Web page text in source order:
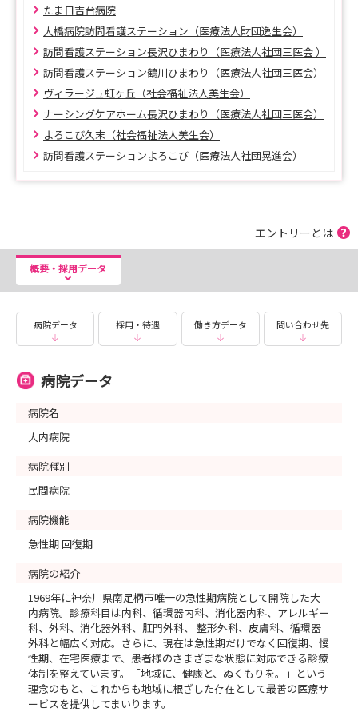
■座談会
先輩職員との座談会も予定しております♪
聞きたいことをなんでも聞けるチャンスです◎
現場のリアルな話を聞いてみよう！！
★☆―――――――――――――――――――☆★
日程希望・希望施設など調整いたしますので
========================
◆問い合わせ先
新富士病院グループ東京本部
人事採用担当
TEL：045-482-9811
MAIL：saiyou@sfmw-g.org
========================
たま日吉台病院
大橋病院訪問看護ステーション（医療法人財団逸生会）
訪問看護ステーション長沢ひまわり（医療法人社団三医会 ）
訪問看護ステーション鶴川ひまわり（医療法人社団三医会）
ヴィラージュ虹ヶ丘（社会福祉法人美生会）
ナーシングケアホーム長沢ひまわり（医療法人社団三医会）
よろこび久末（社会福祉法人美生会）
訪問看護ステーションよろこび（医療法人社団晃進会）
エントリーとは
概要・採用データ
病院データ 採用・待遇 働き方データ 問い合わせ先
病院データ
病院名
大内病院
病院種別
民間病院
病院機能
急性期 回復期
病院の紹介
1969年に神奈川県南足柄市唯一の急性期病院として開院した大
内病院。診療科目は内科、循環器内科、消化器内科、アレルギー
科、外科、消化器外科、肛門外科、 整形外科、皮膚科、循環器
外科と幅広く対応。さらに、現在は急性期だけでなく回復期、慢
性期、在宅医療まで、患者様のさまざまな状態に対応できる診療
体制を整えています。「地域に、健康と、ぬくもりを。」という
理念のもと、これからも地域に根ざした存在として最善の医療サ
ービスを提供してまいります。